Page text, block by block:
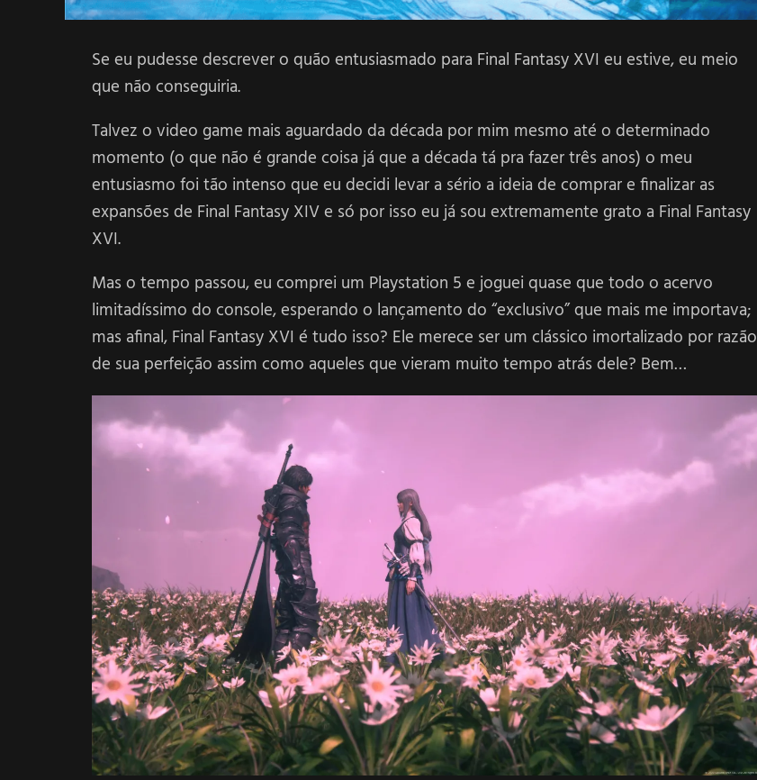
Se eu pudesse descrever o quão entusiasmado para Final Fantasy XVI eu estive, eu meio
que não conseguiria.
Talvez o video game mais aguardado da década por mim mesmo até o determinado
momento (o que não é grande coisa já que a década tá pra fazer três anos) o meu
entusiasmo foi tão intenso que eu decidi levar a sério a ideia de comprar e finalizar as
expansões de Final Fantasy XIV e só por isso eu já sou extremamente grato a Final Fantasy
XVI.
Mas o tempo passou, eu comprei um Playstation 5 e joguei quase que todo o acervo
limitadíssimo do console, esperando o lançamento do “exclusivo” que mais me importava;
mas afinal, Final Fantasy XVI é tudo isso? Ele merece ser um clássico imortalizado por razão
de sua perfeição assim como aqueles que vieram muito tempo atrás dele? Bem…